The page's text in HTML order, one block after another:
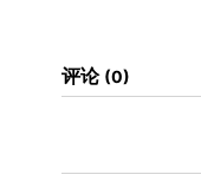
评论 0